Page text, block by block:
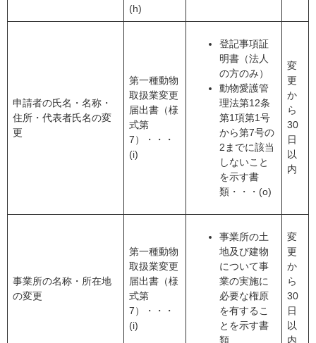
(h)
申請者の氏名・名称・
住所・代表者氏名の変
更
第一種動物
取扱業変更
届出書（様
式第
7）・・・
(i)
登記事項証
明書（法人
の方のみ）
動物愛護管
理法第12条
第1項第1号
から第7号の
2までに該当
しないこと
を示す書
類・・・(o)
変
更
か
ら
30
日
以
内
事業所の名称・所在地
の変更
第一種動物
取扱業変更
届出書（様
式第
7）・・・
(i)
事業所の土
地及び建物
について事
業の実施に
必要な権原
を有するこ
とを示す書
類
変
更
か
ら
30
日
以
内